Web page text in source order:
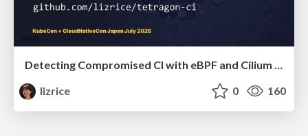
Detecting Compromised CI with eBPF and Cilium Tetragon
lizrice
0 160